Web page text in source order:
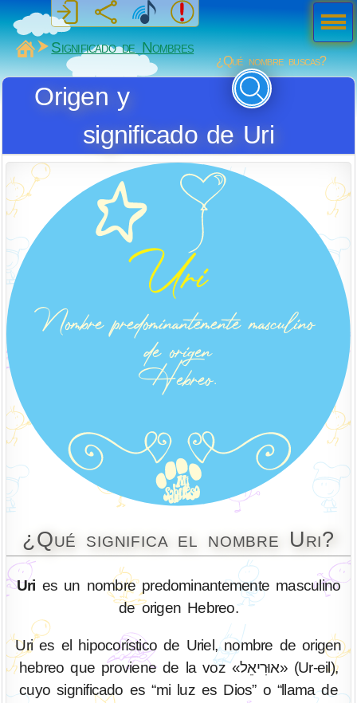
MiSabueso
Significado de Nombres
¿Qué nombre buscas?
Origen y
significado de Uri
¿Qué significa el nombre Uri?
Uri es un nombre predominantemente masculino
de origen Hebreo.
Uri es el hipocorístico de Uriel, nombre de origen
hebreo que proviene de la voz «אוּרִיאֵל» (Ur-eil),
cuyo significado es “mi luz es Dios” o “llama de
Men
ú